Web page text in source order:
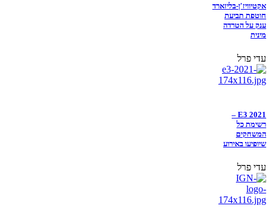
אקטיוויז'ן-בליזארד
חוטפת תביעת
ענק על הטרדה
מינית
עדי פרל
E3 2021 –
רשימת כל
המשחקים
שיופיעו באירוע
עדי פרל